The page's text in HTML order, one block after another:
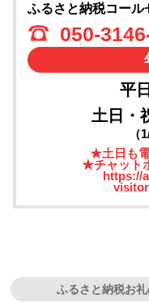
ふるさと納税コール
050-
平
土日・
（
★土日も電
★チャット
https://
ふるさと納税お